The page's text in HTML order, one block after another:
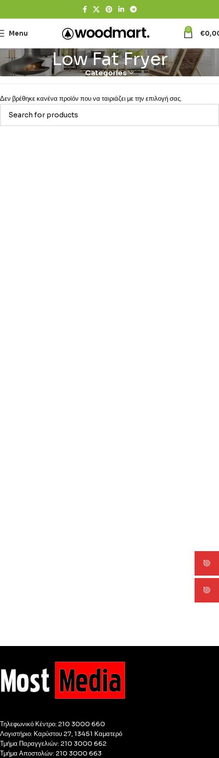
Menu 0 €
Low Fat Fryer
Categories
Δεν βρέθηκε κανένα προϊόν που να ταιριάζει με την επιλογή σας.
Τηλεφωνικό Κέντρο: 210 3000 660
Λογιστήριο: Καρύστου 27, 13451 Καματερό
Τμήμα Παραγγελιών: 210 3000 662
Τμήμα Αποστολών: 210 3000 663